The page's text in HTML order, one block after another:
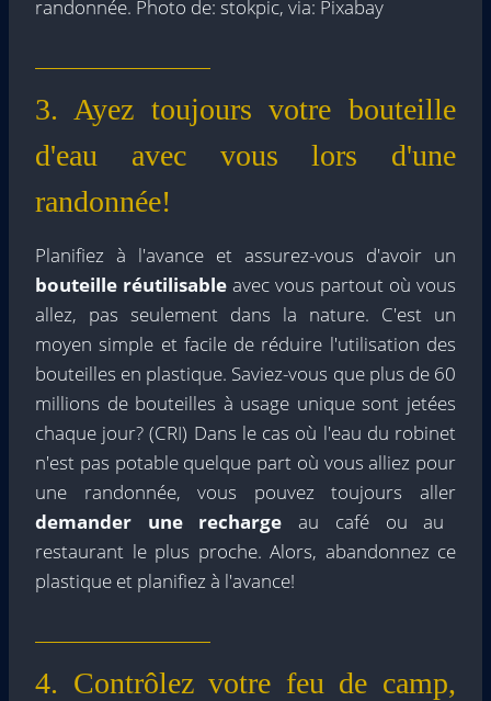
randonnée. Photo de: stokpic, via: Pixabay
3. Ayez toujours votre bouteille
d'eau avec vous lors d'une
randonnée!
Planifiez à l'avance et assurez-vous d'avoir un
bouteille réutilisable avec vous partout où vous
allez, pas seulement dans la nature. C'est un
moyen simple et facile de réduire l'utilisation des
bouteilles en plastique. Saviez-vous que plus de 60
millions de bouteilles à usage unique sont jetées
chaque jour? (CRI) Dans le cas où l'eau du robinet
n'est pas potable quelque part où vous alliez pour
une randonnée, vous pouvez toujours aller
demander une recharge au café ou au
restaurant le plus proche. Alors, abandonnez ce
plastique et planifiez à l'avance!
4. Contrôlez votre feu de camp,